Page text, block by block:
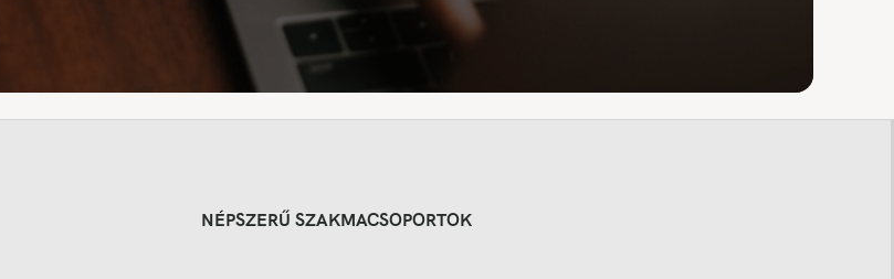
NÉPSZERŰ SZAKMACSOPORTOK